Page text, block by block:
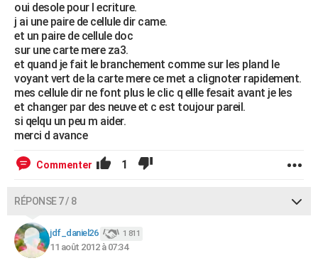
oui desole pour l ecriture.
j ai une paire de cellule dir came.
et un paire de cellule doc
sur une carte mere za3.
et quand je fait le branchement comme sur les pland le
voyant vert de la carte mere ce met a clignoter rapidement.
mes cellule dir ne font plus le clic q ellle fesait avant je les
et changer par des neuve et c est toujour pareil.
si qelqu un peu m aider.
merci d avance
Commenter 1
RÉPONSE 7 / 8
jdf_daniel26 1 811
11 août 2012 à 07:34